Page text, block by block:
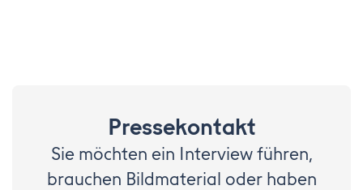
Pressekontakt
Sie möchten ein Interview führen,
brauchen Bildmaterial oder haben